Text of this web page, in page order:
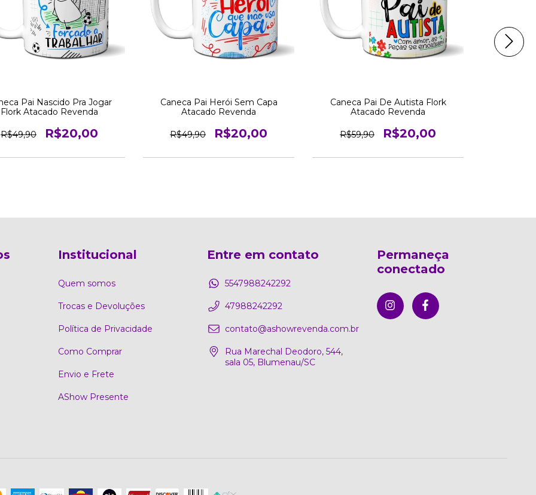
Pai Nascido Pra Jogar
Flork Atacado Revenda
R$49,90 R$20,00
Caneca Pai Herói Sem Capa
Atacado Revenda
R$49,90 R$20,00
Caneca Pai De Autista Flork
Atacado Revenda
R$59,90 R$20,00
Institucional
Quem somos
Trocas e Devoluções
Política de Privacidade
Como Comprar
Envio e Frete
AShow Presente
Entre em contato
5547988242292
47988242292
contato@ashowrevenda.com.br
Rua Marechal Deodoro, 544,
sala 05, Blumenau/SC
Permaneça
conectado